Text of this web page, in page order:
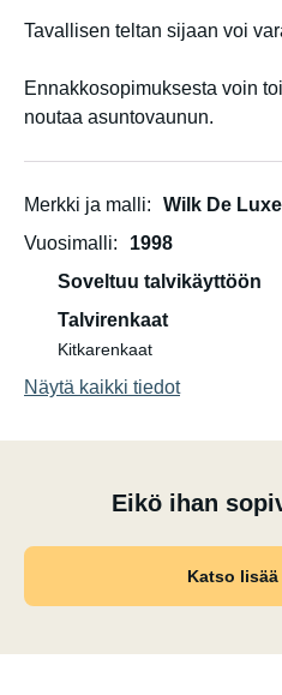
Tavallisen teltan sijaan voi
Ennakkosopimuksesta voin
noutaa asuntovaunun.
Merkki ja malli
Wilk De
Vuosimalli
1998
Soveltuu talvikäyttöön
Talvirenkaat
Kitkarenkaat
Näytä kaikki tiedot
Eikö ihan
Katso